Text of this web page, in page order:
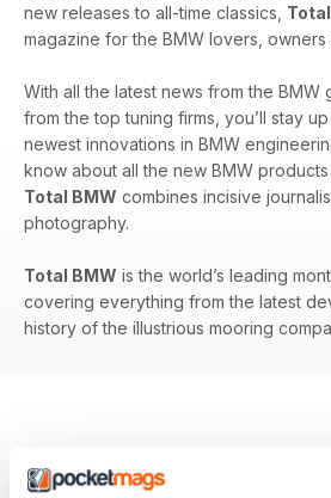
new releases to all-time classics,
magazine for the BMW lovers, owners
With all the latest news from the BMW
from the top tuning firms, you’ll stay
newest innovations in BMW
know about all the new BMW
Total BMW combines incisive
photography.
Total BMW is the world’s leading
covering everything from the latest
history of the illustrious mooring